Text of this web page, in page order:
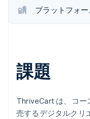
プラットフォー
課題
ThriveCart は、コー
売するデジタルクリ